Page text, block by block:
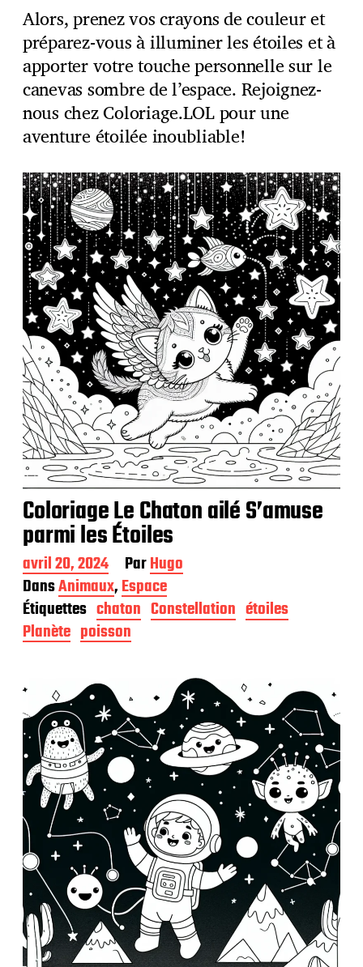
Alors, prenez vos crayons de couleur et
préparez-vous à illuminer les étoiles et à
apporter votre touche personnelle sur le
canevas sombre de l’espace. Rejoignez-
nous chez Coloriage.LOL pour une
aventure étoilée inoubliable!
Coloriage Le Chaton ailé S’amuse
parmi les Étoiles
D
a
t
e
d
e
b
l
i
c
a
t
i
n
avril 20, 2024 ParHugo
DansAnimaux,Espace
Étiquettes chaton Constellation étoiles
Planète poisson